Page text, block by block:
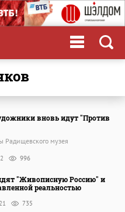
вновь идут "Против
Радищевского музея
996
"Живописную Россию" и
реальностью
735